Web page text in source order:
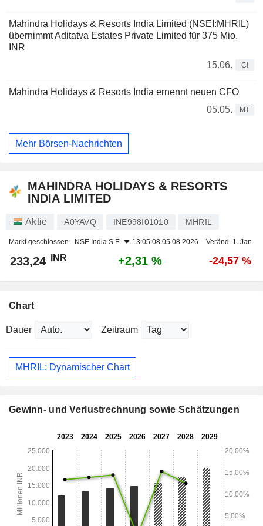
Mahindra Holidays & Resorts India Limited (NSEI:MHRIL)
übernimmt Aditatva Estates Private Limited für 375 Mio.
INR
15.06.
CI
Mahindra Holidays & Resorts India ernennt neuen CFO
05.05.
MT
Mehr Börsen-Nachrichten
MAHINDRA HOLIDAYS & RESORTS
INDIA LIMITED
Aktie A0YAVQ INE998I01010 MHRIL
Markt geschlossen - NSE India S.E. 13:05:08 05.08.2026 Veränd. 1. Jan.
233,24 INR +2,31 % -24,57 %
Chart
Dauer Zeitraum
MHRIL: Dynamischer Chart
Gewinn- und Verlustrechnung sowie Schätzungen